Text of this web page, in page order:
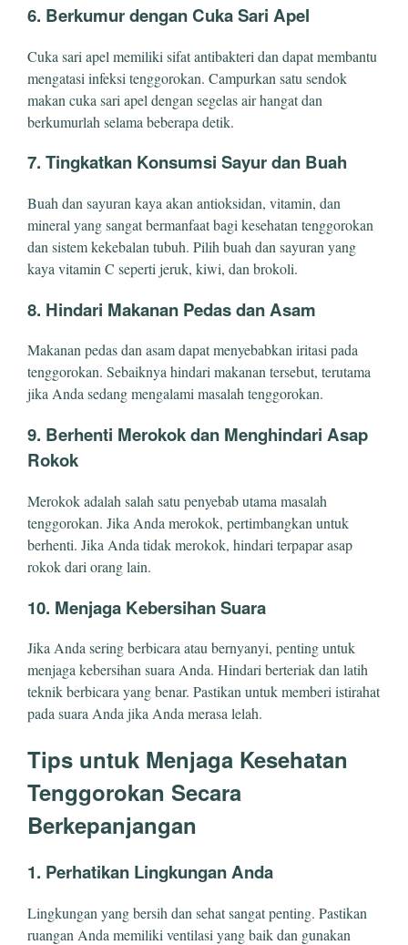
6. Berkumur dengan Cuka Sari Apel
Cuka sari apel memiliki sifat antibakteri dan dapat membantu
mengatasi infeksi tenggorokan. Campurkan satu sendok
makan cuka sari apel dengan segelas air hangat dan
berkumurlah selama beberapa detik.
7. Tingkatkan Konsumsi Sayur dan Buah
Buah dan sayuran kaya akan antioksidan, vitamin, dan
mineral yang sangat bermanfaat bagi kesehatan tenggorokan
dan sistem kekebalan tubuh. Pilih buah dan sayuran yang
kaya vitamin C seperti jeruk, kiwi, dan brokoli.
8. Hindari Makanan Pedas dan Asam
Makanan pedas dan asam dapat menyebabkan iritasi pada
tenggorokan. Sebaiknya hindari makanan tersebut, terutama
jika Anda sedang mengalami masalah tenggorokan.
9. Berhenti Merokok dan Menghindari Asap
Rokok
Merokok adalah salah satu penyebab utama masalah
tenggorokan. Jika Anda merokok, pertimbangkan untuk
berhenti. Jika Anda tidak merokok, hindari terpapar asap
rokok dari orang lain.
10. Menjaga Kebersihan Suara
Jika Anda sering berbicara atau bernyanyi, penting untuk
menjaga kebersihan suara Anda. Hindari berteriak dan latih
teknik berbicara yang benar. Pastikan untuk memberi istirahat
pada suara Anda jika Anda merasa lelah.
Tips untuk Menjaga Kesehatan
Tenggorokan Secara
Berkepanjangan
1. Perhatikan Lingkungan Anda
Lingkungan yang bersih dan sehat sangat penting. Pastikan
ruangan Anda memiliki ventilasi yang baik dan gunakan